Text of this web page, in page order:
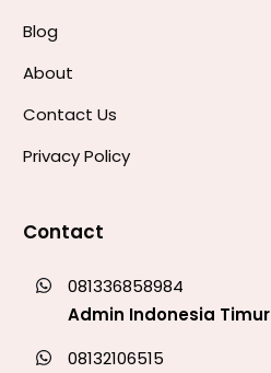
Blog
About
Contact Us
Privacy Policy
Contact
081336858984
Admin Indonesia Timur
08132106515